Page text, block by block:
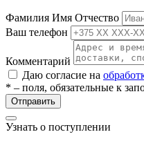
Фамилия Имя Отчество
Ваш телефон
Комментарий
Даю согласие на
* – поля, обязательные к
Отправить
Узнать о поступлении